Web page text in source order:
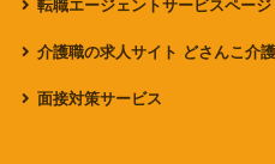
転職エージェントサービスページ
介護職の求人サイト どさんこ介護
面接対策サービス